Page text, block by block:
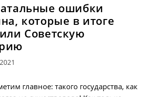
ошибки
которые в итоге
Советскую
главное: такого государства, как